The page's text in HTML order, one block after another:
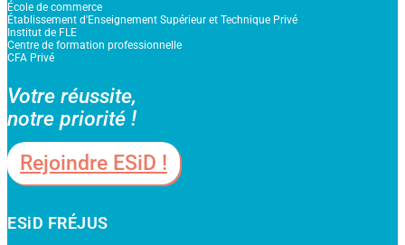
École de commerce
Établissement d'Enseignement Supérieur et Technique Privé
Institut de FLE
Centre de formation professionnelle
CFA Privé
Votre réussite,
notre priorité !
Rejoindre ESiD !
ESiD FRÉJUS